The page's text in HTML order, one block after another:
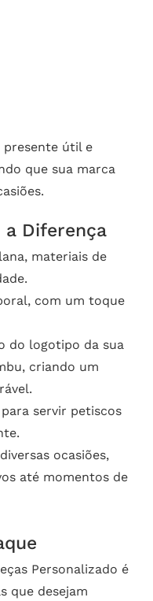
presente útil e
que sua marca
a Diferença
materiais de
com um toque
do logotipo da sua
criando um
servir petiscos
ocasiões,
até momentos de
Personalizado é
que desejam